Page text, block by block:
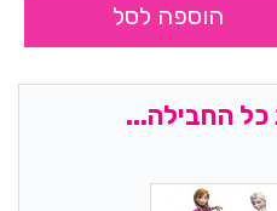
הוספה לסל
החבילה...